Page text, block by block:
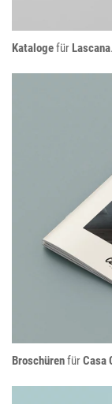
Katalogefür Lascana.
BroschürenfürCasa